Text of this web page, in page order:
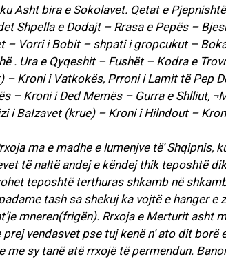
Asht bira e Sokolavet. Qetat e
Shpella e Dodajt – Rrasa e Pepës –
– Vorri i Bobit – shpati i gropcukut –
. Ura e Qyqeshit – Fushët – Kodra e
– Kroni i Vatkokës, Prroni i Lamit të Pep
– Kroni i Ded Memës – Gurra e Shlliut,
i BaIzavet (krue) – Kroni i Hilndout –
ma e madhe e lumenjve të’ Shqipnis,
të naltë andej e këndej thik teposhtë
teposhtë terthuras shkamb në
tash sa shekuj ka vojtë e hanger e
mneren(frigën). Rrxoja e Merturit asht
vendasvet pse tuj kenë n’ ato dit borë
me sy tanë atë rrxojë të permendun.